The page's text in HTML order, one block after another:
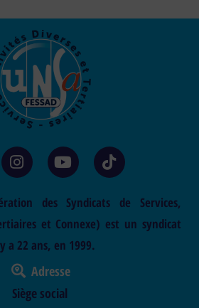
des Syndicats de Services,
et Connexe) est un syndicat
a 22 ans, en 1999.
Adresse
Siège social